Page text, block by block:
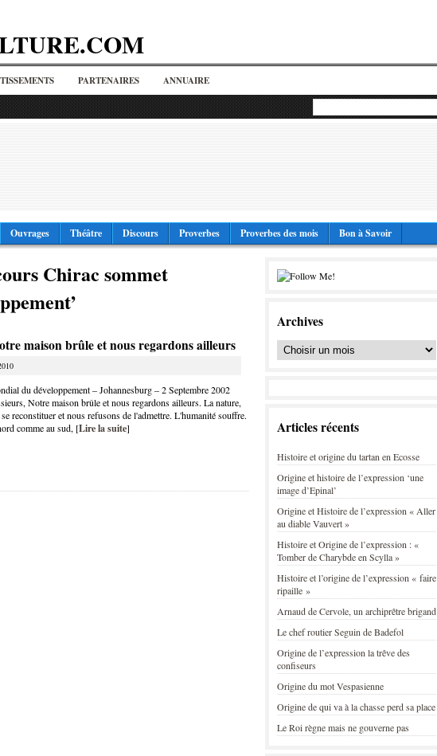
PARTENAIRES ANNUAIRE
Ouvrages Théâtre Discours Proverbes Proverbes des mois Bon à Savoir
Chirac sommet
maison brûle et nous regardons ailleurs
du développement – Johannesburg – 2 Septembre 2002
Notre maison brûle et nous regardons ailleurs. La nature,
reconstituer et nous refusons de l'admettre. L'humanité souffre.
comme au sud, [Lire la suite]
Archives
Articles récents
Histoire et origine du tartan en Ecosse
Origine et histoire de l’expression ‘une
image d’Epinal’
Origine et Histoire de l’expression « Aller
au diable Vauvert »
Histoire et Origine de l’expression : «
Tomber de Charybde en Scylla »
Histoire et l’origine de l’expression « faire
ripaille »
Arnaud de Cervole, un archiprêtre brigand
Le chef routier Seguin de Badefol
Origine de l’expression la trêve des
confiseurs
Origine du mot Vespasienne
Origine de qui va à la chasse perd sa place
Le Roi règne mais ne gouverne pas